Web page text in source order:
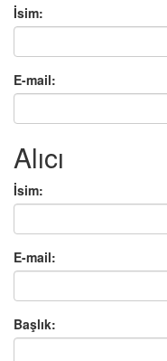
İsim:
E-mail:
Alıcı
İsim:
E-mail:
Başlık: